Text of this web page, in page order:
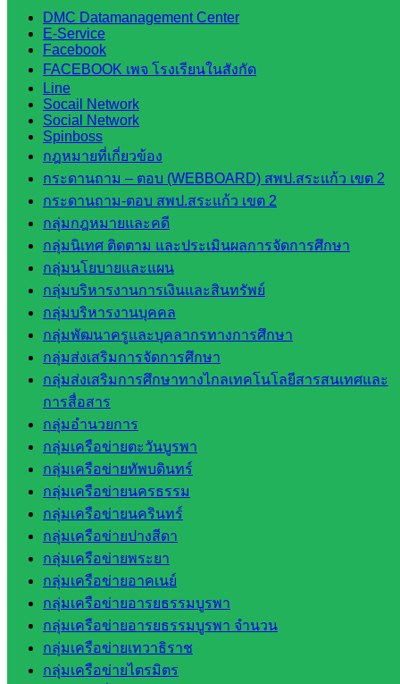
DMC Datamanagement Center
E-Service
Facebook
FACEBOOK เพจ โรงเรียนในสังกัด
Line
Socail Network
Social Network
Spinboss
กฎหมายที่เกี่ยวข้อง
กระดานถาม – ตอบ (WEBBOARD) สพป.สระแก้ว เขต 2
กระดานถาม-ตอบ สพป.สระแก้ว เขต 2
กลุ่มกฎหมายและคดี
กลุ่มนิเทศ ติดตาม และประเมินผลการจัดการศึกษา
กลุ่มนโยบายและแผน
กลุ่มบริหารงานการเงินและสินทรัพย์
กลุ่มบริหารงานบุคคล
กลุ่มพัฒนาครูและบุคลากรทางการศึกษา
กลุ่มส่งเสริมการจัดการศึกษา
กลุ่มส่งเสริมการศึกษาทางไกลเทคโนโลยีสารสนเทศและ
การสื่อสาร
กลุ่มอำนวยการ
กลุ่มเครือข่ายตะวันบูรพา
กลุ่มเครือข่ายทัพบดินทร์
กลุ่มเครือข่ายนครธรรม
กลุ่มเครือข่ายนครินทร์
กลุ่มเครือข่ายปางสีดา
กลุ่มเครือข่ายพระยา
กลุ่มเครือข่ายอาคเนย์
กลุ่มเครือข่ายอารยธรรมบูรพา
กลุ่มเครือข่ายอารยธรรมบูรพา จำนวน
กลุ่มเครือข่ายเทวาธิราช
กลุ่มเครือข่ายไตรมิตร
สำนักงาน
คณะ
กรรมการ
การศึกษา
ขั้นพื้น
ฐาน
รายชื่อ
มหาวิทยาลัย
ใน
ประเทศไทย
เว็บไซต์
สำนักต่าง
ๆ ใน
สพฐ.
เว็บไซต์
สพม. ใน
สังกัด
สพฐ.
เว็บไซต์
สพป. ใน
สังกัด
สพฐ.
กรมบัญชี
กลาง
สำนักงาน
ส.ก.ส.ค
หน่วยงาน
ในจังหวัด